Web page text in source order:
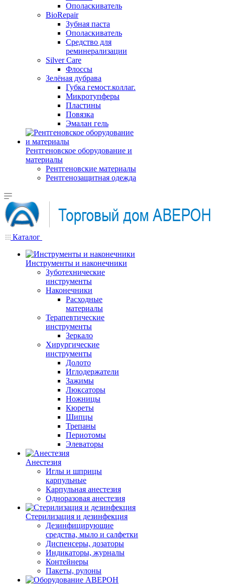
Ополаскиватель
BioRepair
Зубная паста
Ополаскиватель
Средство для
реминерализации
Silver Care
Флоссы
Зелёная дубрава
Губка гемост.коллаг.
Микротупферы
Пластины
Повязка
Эмалан гель
Рентгеновское оборудование и
материалы
Рентгеновские материалы
Рентгенозащитная одежда
Каталог
Инструменты и наконечники
Зуботехнические
инструменты
Наконечники
Расходные
материалы
Терапевтические
инструменты
Зеркало
Хирургические
инструменты
Долото
Иглодержатели
Зажимы
Люксаторы
Ножницы
Кюреты
Шипцы
Трепаны
Периотомы
Элеваторы
Анестезия
Иглы и шприцы
карпульные
Карпульная анестезия
Одноразовая анестезия
Стерилизация и дезинфекция
Дезинфицирующие
средства, мыло и салфетки
Диспенсеры, дозаторы
Индикаторы, журналы
Контейнеры
Пакеты, рулоны